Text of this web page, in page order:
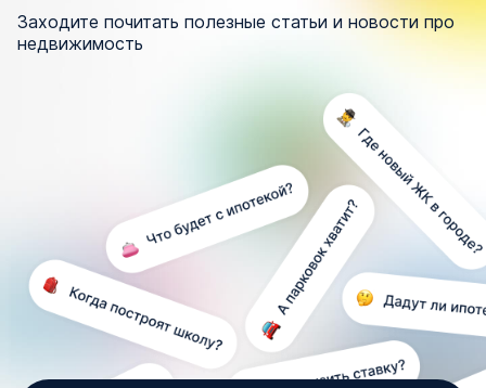
Заходите почитать полезные статьи и новости про
недвижимость